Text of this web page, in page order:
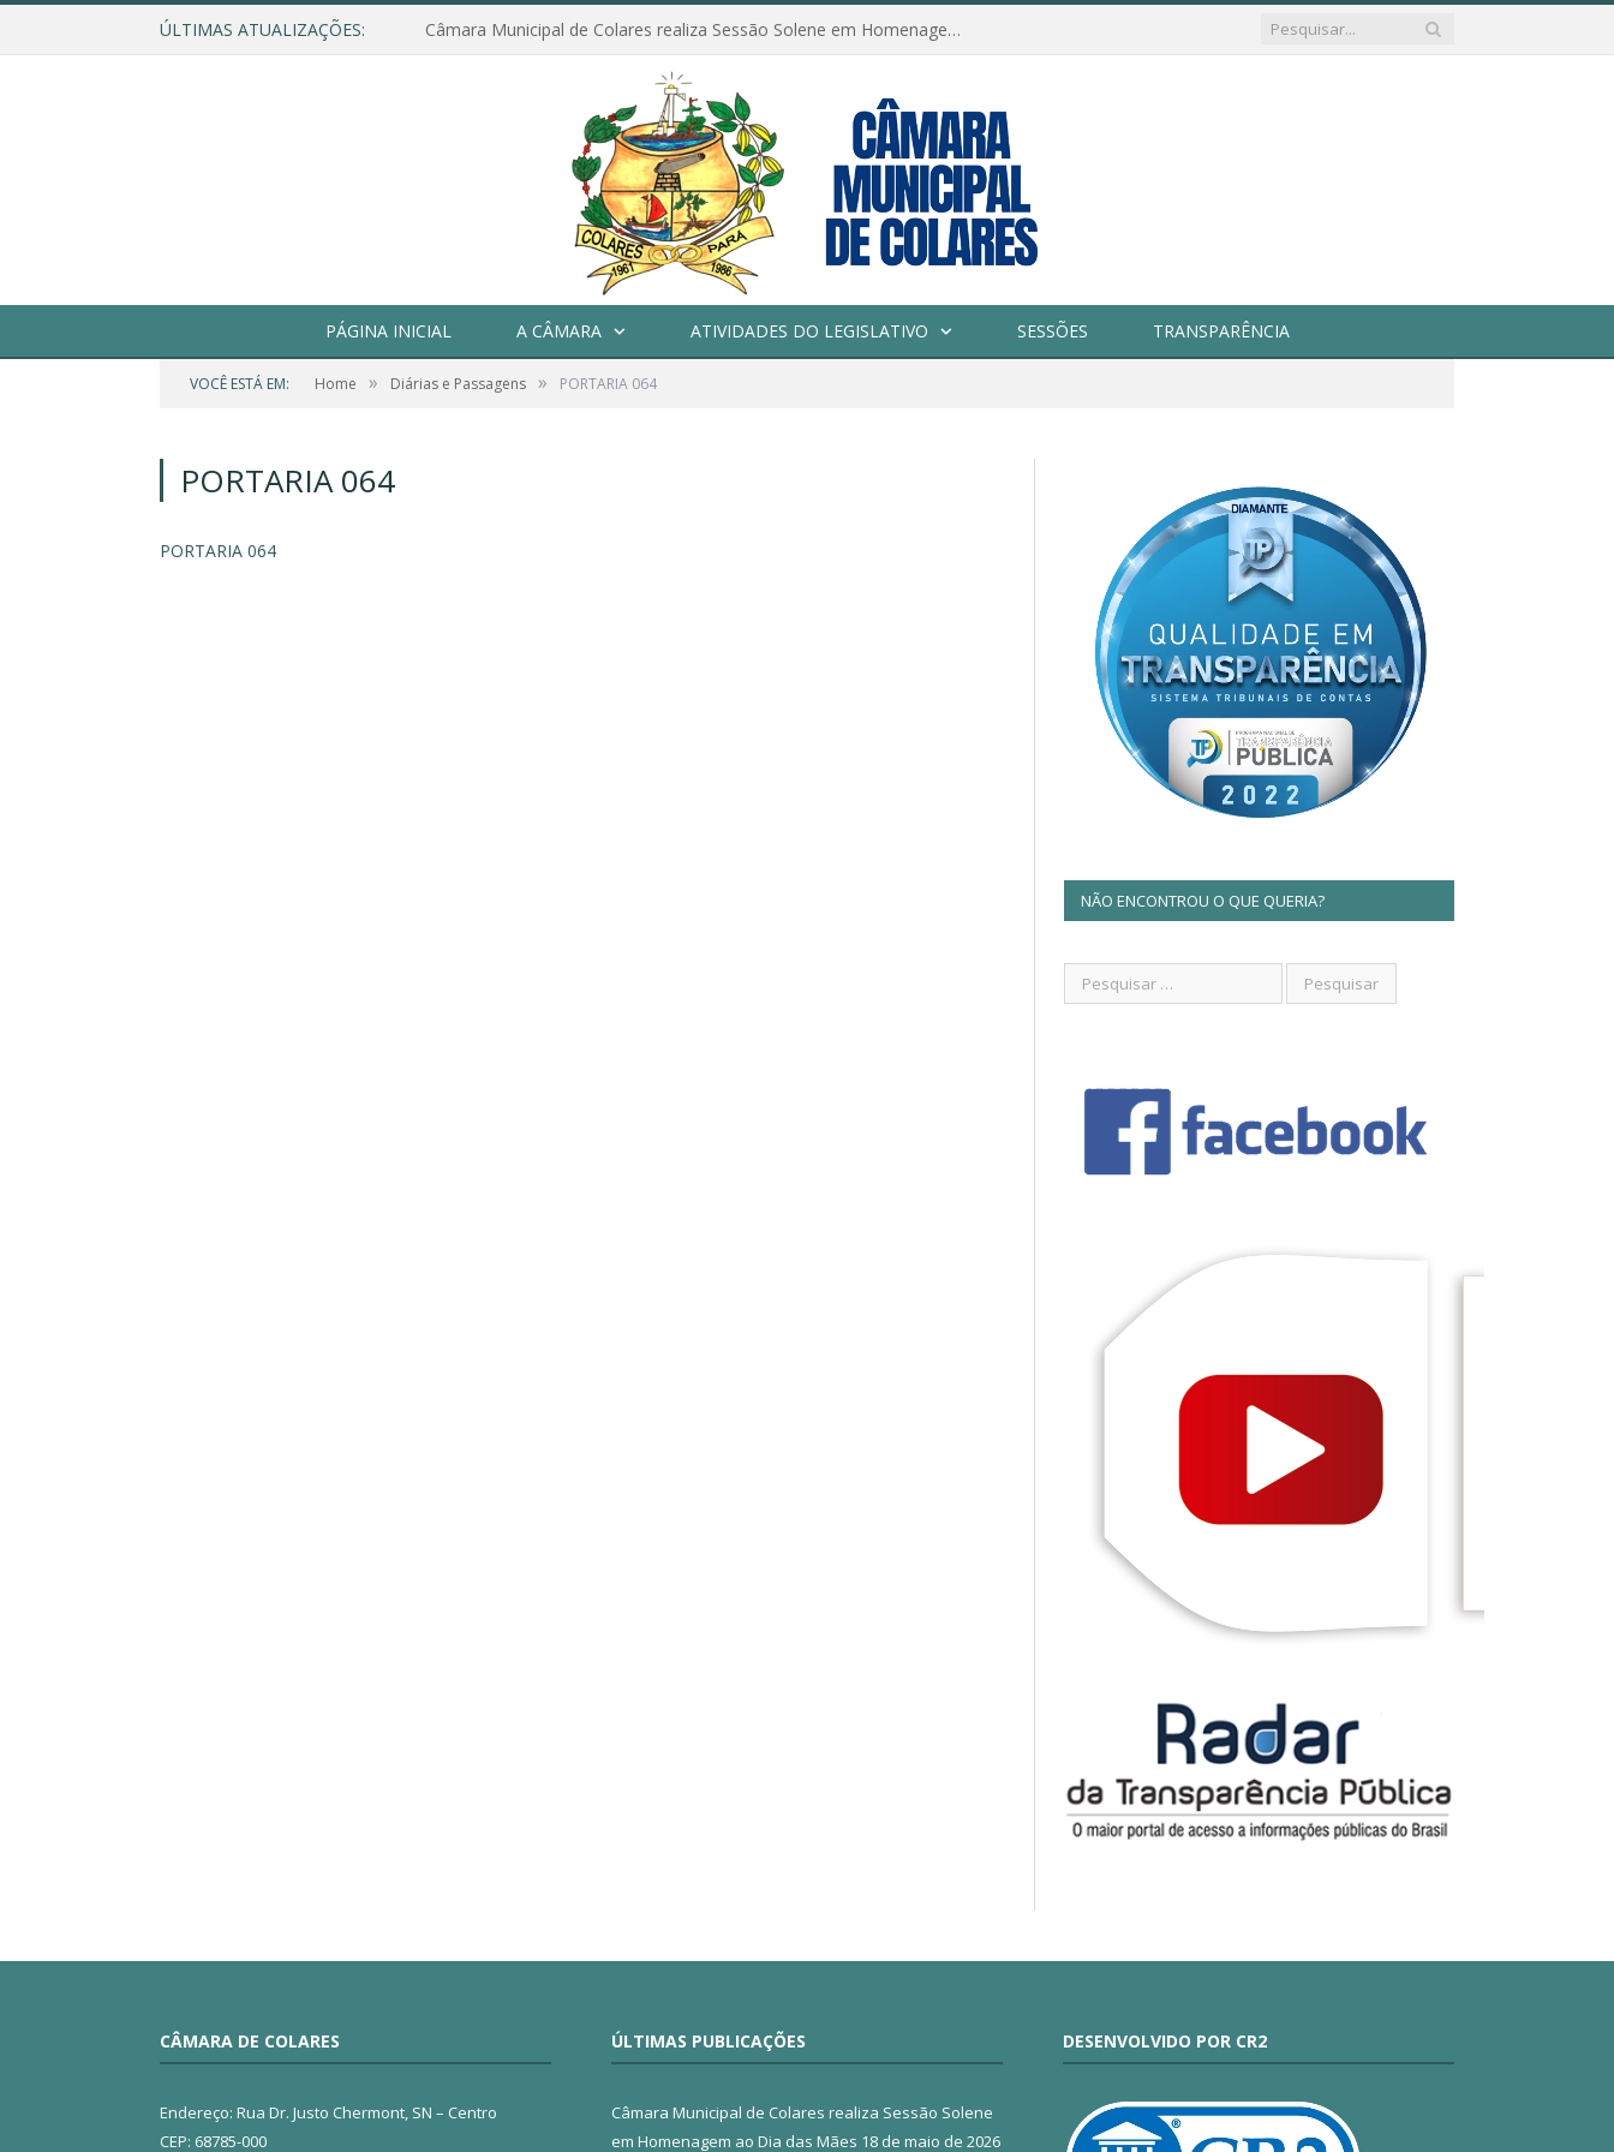
ÚLTIMAS ATUALIZAÇÕES: Câmara Municipal de Colares realiza Sessão Solene em Homenagem ao Dia das Mães
PÁGINA INICIAL A CÂMARA ATIVIDADES DO LEGISLATIVO SESSÕES TRANSPARÊNCIA
VOCÊ ESTÁ EM: Home » Diárias e Passagens » PORTARIA 064
PORTARIA 064
PORTARIA 064
NÃO ENCONTROU O QUE QUERIA?
CÂMARA DE COLARES
Endereço: Rua Dr. Justo Chermont, SN – Centro
CEP: 68785-000
ÚLTIMAS PUBLICAÇÕES
Câmara Municipal de Colares realiza Sessão Solene
em Homenagem ao Dia das Mães 18 de maio de 2026
DESENVOLVIDO POR CR2